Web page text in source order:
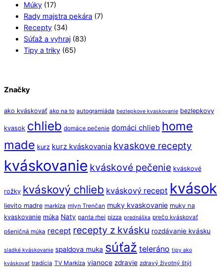
Múky (17)
Rady majstra pekára (7)
Recepty (34)
Súťaž a vyhraj (83)
Tipy a triky (65)
Značky
ako kváskovať ako na to autogramiáda bezlepkove kvaskovanie bezlepkovy
kvasok chlieb domáce pečenie domáci chlieb home
made kurz kurz kváskovania kvaskove recepty
kváskovanie kváskové pečenie kváskové
rožky kváskový chlieb kváskový recept kvások
lievito madre markíza mlyn Trenčan muky kvaskovanie muky na
kvaskovanie múka Naty panta rhei pizza prednáška prečo kváskovať
pšeničná múka recept recepty z kvásku rozdávanie kvásku
sladké kváskovanie spaldova muka súťaž teleráno tipy ako
kváskovať tradícia TV Markíza vianoce zdravie zdravý životný štýl